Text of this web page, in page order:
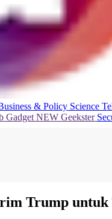
& Policy Science
Gadget NEW Geekster
Trump untuk